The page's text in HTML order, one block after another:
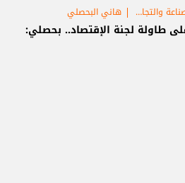
والتخطيط هاني البحصلي
طاولة لجنة الإقتصاد.. بحصلي: